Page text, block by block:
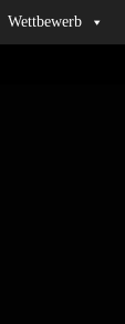
Wettbewerb